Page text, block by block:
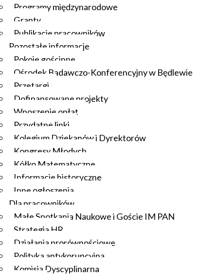
Programy międzynarodowe
Granty
Publikacje pracowników
Pozostałe informacje
Pokoje gościnne
Ośrodek Badawczo-Konferencyjny w Będlewie
Przetargi
Dofinansowane projekty
Wnoszenie opłat
Przydatne linki
Kolegium Dziekanów i Dyrektorów
Kongresy Młodych
Kółko Matematyczne
Informacje historyczne
Inne ogłoszenia
Dla pracowników
Małe Spotkania Naukowe i Goście IM PAN
Strategia HR
Działania prorównościowe
Polityka antykorupcyjna
Komisja Dyscyplinarna